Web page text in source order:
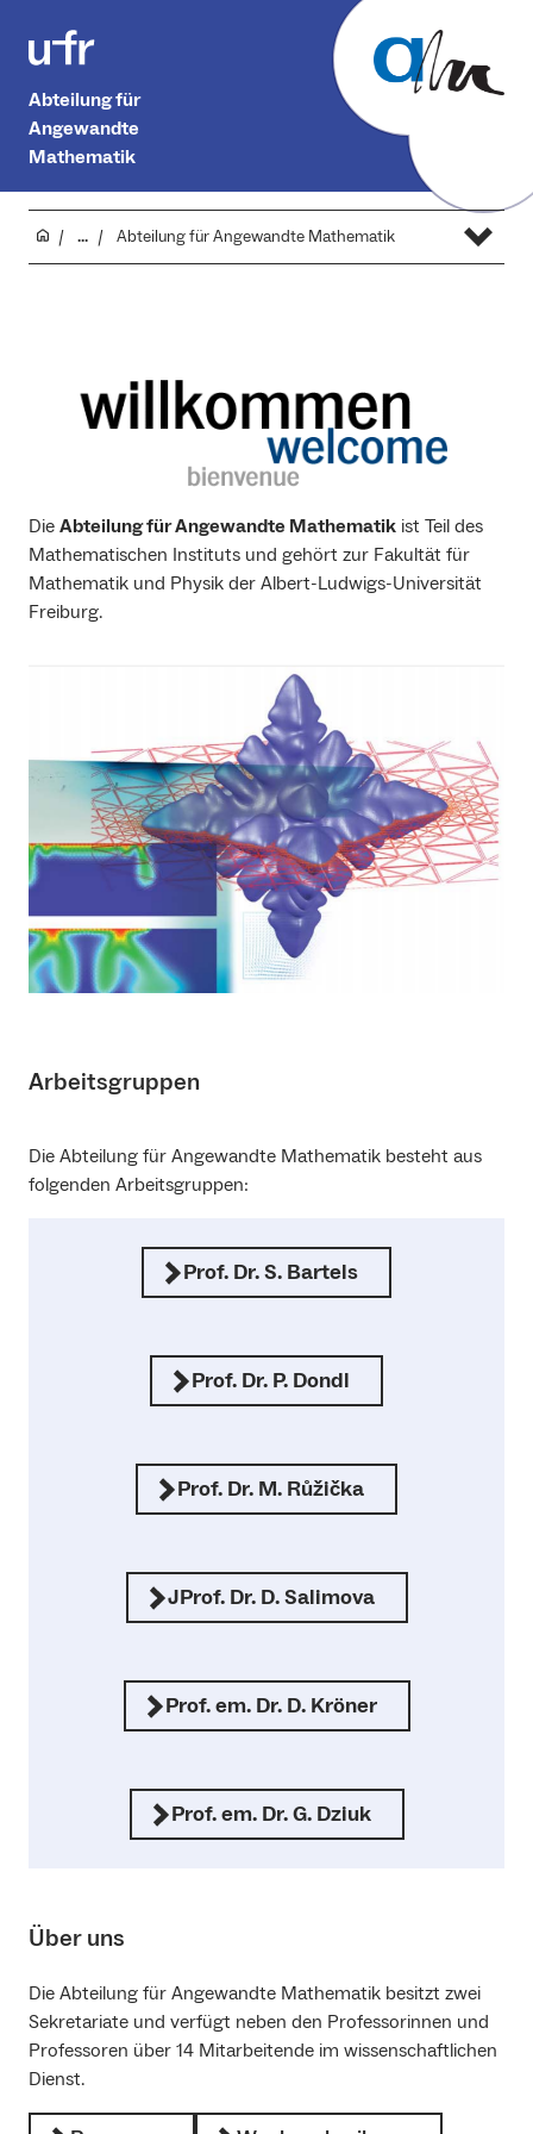
Abteilung für
Angewandte
Mathematik
... Abteilung für Angewandte Mathematik
Die Abteilung für Angewandte Mathematik ist Teil des
Mathematischen Instituts und gehört zur Fakultät für
Mathematik und Physik der Albert-Ludwigs-Universität
Freiburg.
Arbeitsgruppen
Die Abteilung für Angewandte Mathematik besteht aus
folgenden Arbeitsgruppen:
Prof. Dr. S. Bartels
Prof. Dr. P. Dondl
Prof. Dr. M. Růžička
JProf. Dr. D. Salimova
Prof. em. Dr. D. Kröner
Prof. em. Dr. G. Dziuk
Über uns
Die Abteilung für Angewandte Mathematik besitzt zwei
Sekretariate und verfügt neben den Professorinnen und
Professoren über 14 Mitarbeitende im wissenschaftlichen
Dienst.